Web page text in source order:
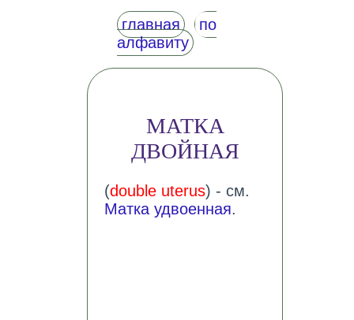
главная
по
алфавиту
МАТКА
ДВОЙНАЯ
(double uterus) - см.
Матка удвоенная.